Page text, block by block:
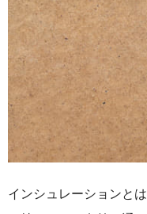
インシュレーションと